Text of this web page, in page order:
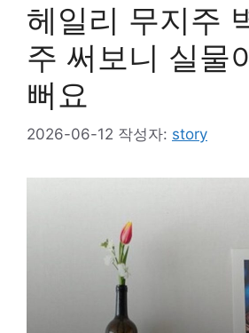
헤일리 무지주
주 써보니 실물
뻐요
2026-06-12 작성자: story